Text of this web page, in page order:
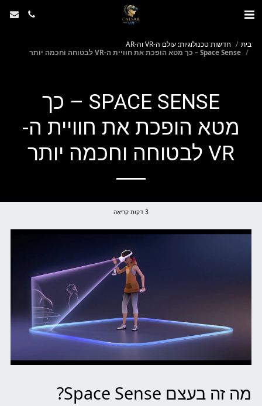
בית
חדשות טכנולוגיות: עולם ה-VR וה-AR
Space Sense – כך מטא הופכת את חוויית ה-VR לבטוחה וחכמה יותר
SPACE SENSE – כך
מטא הופכת את חוויית ה-
VR לבטוחה וחכמה יותר
3 דקות קריאה
מה זה בעצם Space Sense?